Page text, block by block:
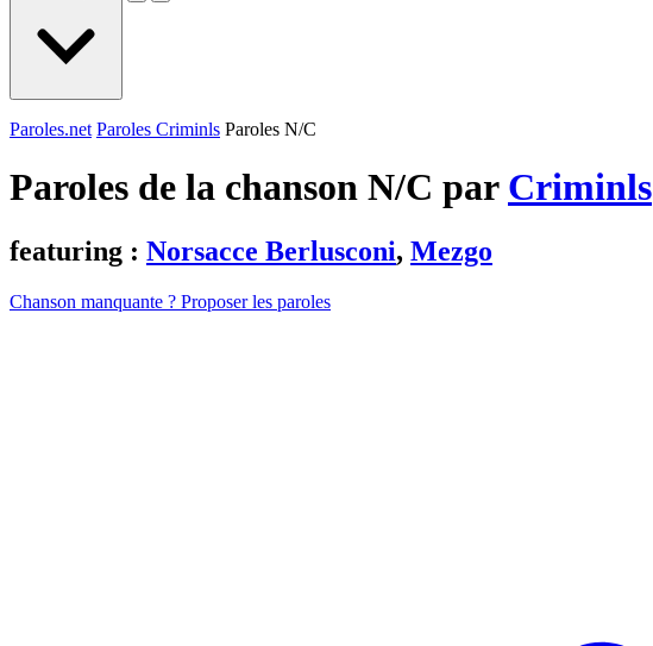
Paroles.net Paroles Criminls Paroles N/C
Paroles de la chanson N/C par Criminls
featuring : Norsacce Berlusconi, Mezgo
Chanson manquante ? Proposer les paroles